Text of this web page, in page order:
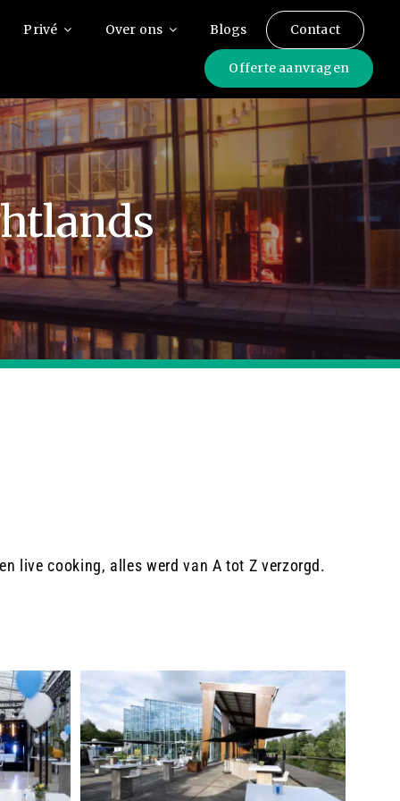
Privé Over ons Blogs Contact
Offerte aanvragen
live cooking, alles werd van A tot Z verzorgd.